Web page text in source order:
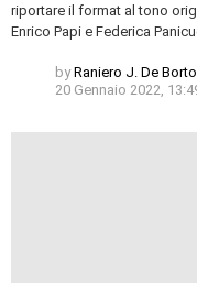
riportare il format al tono
Enrico Papi e Federica
by Raniero J. De
20 Gennaio 2022,